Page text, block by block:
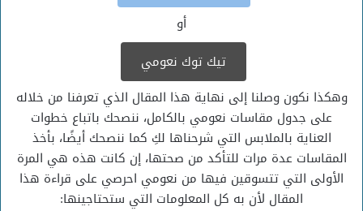
أو
تيك توك نعومي
وهكذا نكون وصلنا إلى نهاية هذا المقال الذي تعرفنا من خلاله
على جدول مقاسات نعومي بالكامل، ننصحك باتباع خطوات
العناية بالملابس التي شرحناها لكِ كما ننصحك أيضًا، بأخذ
المقاسات عدة مرات للتأكد من صحتها، إن كانت هذه هي المرة
الأولى التي تتسوقين فيها من نعومي احرصي على قراءة هذا
المقال لأن به كل المعلومات التي ستحتاجينها: